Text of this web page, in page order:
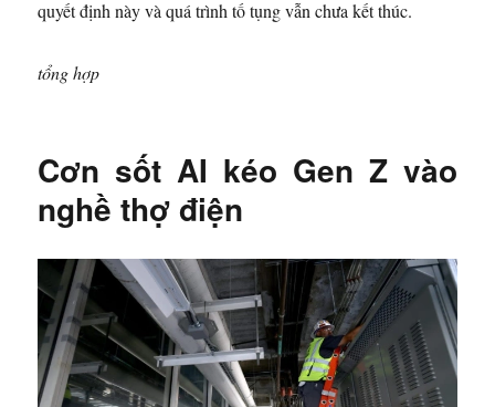
quyết định này và quá trình tố tụng vẫn chưa kết thúc.
tổng hợp
Cơn sốt AI kéo Gen Z vào
nghề thợ điện